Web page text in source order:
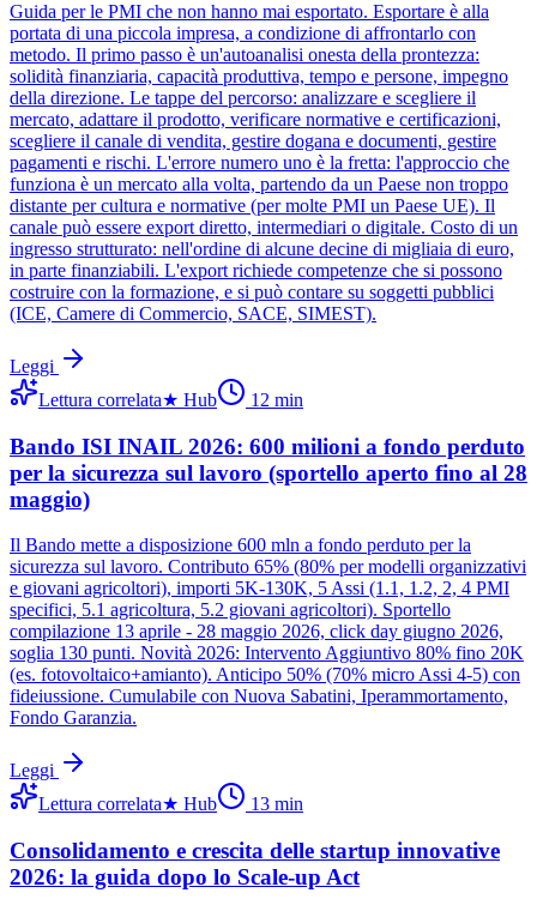
Guida per le PMI che non hanno mai esportato. Esportare è alla
portata di una piccola impresa, a condizione di affrontarlo con
metodo. Il primo passo è un'autoanalisi onesta della prontezza:
solidità finanziaria, capacità produttiva, tempo e persone, impegno
della direzione. Le tappe del percorso: analizzare e scegliere il
mercato, adattare il prodotto, verificare normative e certificazioni,
scegliere il canale di vendita, gestire dogana e documenti, gestire
pagamenti e rischi. L'errore numero uno è la fretta: l'approccio che
funziona è un mercato alla volta, partendo da un Paese non troppo
distante per cultura e normative (per molte PMI un Paese UE). Il
canale può essere export diretto, intermediari o digitale. Costo di un
ingresso strutturato: nell'ordine di alcune decine di migliaia di euro,
in parte finanziabili. L'export richiede competenze che si possono
costruire con la formazione, e si può contare su soggetti pubblici
(ICE, Camere di Commercio, SACE, SIMEST).
Leggi
Lettura correlata★ Hub 12 min
Bando ISI INAIL 2026: 600 milioni a fondo perduto
per la sicurezza sul lavoro (sportello aperto fino al 28
maggio)
Il Bando mette a disposizione 600 mln a fondo perduto per la
sicurezza sul lavoro. Contributo 65% (80% per modelli organizzativi
e giovani agricoltori), importi 5K-130K, 5 Assi (1.1, 1.2, 2, 4 PMI
specifici, 5.1 agricoltura, 5.2 giovani agricoltori). Sportello
compilazione 13 aprile - 28 maggio 2026, click day giugno 2026,
soglia 130 punti. Novità 2026: Intervento Aggiuntivo 80% fino 20K
(es. fotovoltaico+amianto). Anticipo 50% (70% micro Assi 4-5) con
fideiussione. Cumulabile con Nuova Sabatini, Iperammortamento,
Fondo Garanzia.
Leggi
Lettura correlata★ Hub 13 min
Consolidamento e crescita delle startup innovative
2026: la guida dopo lo Scale-up Act